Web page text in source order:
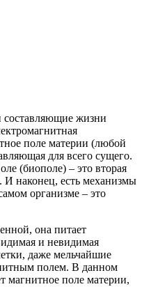
составляющие жизни
поле материи (любой
для всего сущего.
(биополе) – это вторая
наконец, есть механизмы
организме – это
она питает
и невидимая
даже мельчайшие
полем. В данном
магнитное поле материи,